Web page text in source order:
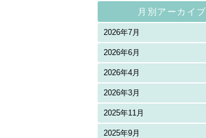
月別アーカイブ
2026年7月
2026年6月
2026年4月
2026年3月
2025年11月
2025年9月